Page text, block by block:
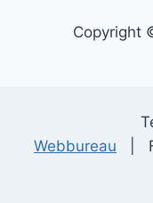
Copyright
Webbureau |